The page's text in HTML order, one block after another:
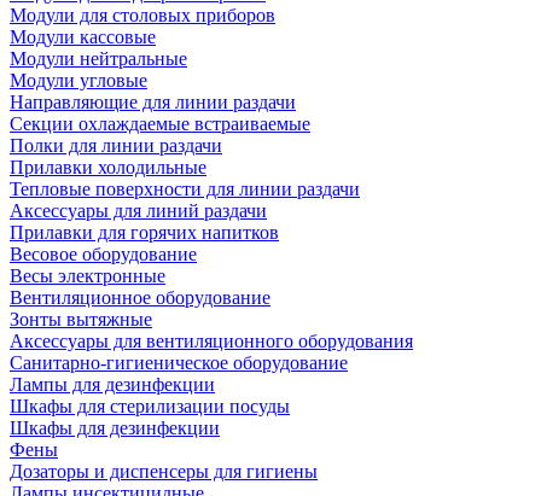
Модули для столовых приборов
Модули кассовые
Модули нейтральные
Модули угловые
Направляющие для линии раздачи
Секции охлаждаемые встраиваемые
Полки для линии раздачи
Прилавки холодильные
Тепловые поверхности для линии раздачи
Аксессуары для линий раздачи
Прилавки для горячих напитков
Весовое оборудование
Весы электронные
Вентиляционное оборудование
Зонты вытяжные
Аксессуары для вентиляционного оборудования
Санитарно-гигиеническое оборудование
Лампы для дезинфекции
Шкафы для стерилизации посуды
Шкафы для дезинфекции
Фены
Дозаторы и диспенсеры для гигиены